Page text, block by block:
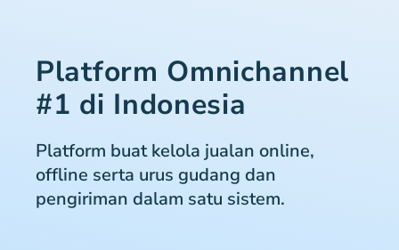
Platform Omnichannel
#1 di Indonesia
Platform buat kelola jualan online,
offline serta urus gudang dan
pengiriman dalam satu sistem.